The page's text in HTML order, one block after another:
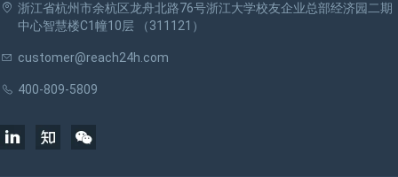
浙江省杭州市余杭区龙舟北路76号浙江大学校友企业总部经济园二期
中心智慧楼C1幢10层 （311121）
customer@reach24h.com
400-809-5809